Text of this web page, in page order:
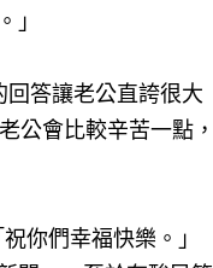
」
答讓老公直誇很大
公會比較辛苦一點，
你們幸福快樂。」